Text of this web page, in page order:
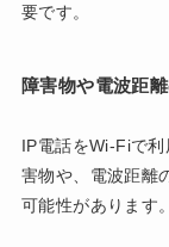
要です。
障害物や電波距
IP電話をWi-Fiで
害物や、電波距離
可能性があります。